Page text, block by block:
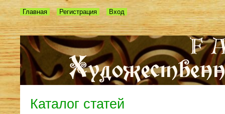
Главная Регистрация Вход
Каталог статей